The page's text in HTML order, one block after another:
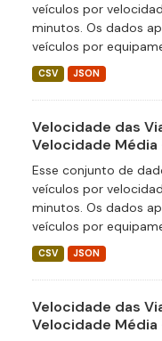
veículos por
minutos. Os dados
veículos por
CSV JSON
Velocidade das
Velocidade Média
Esse conjunto de
veículos por
minutos. Os dados
veículos por
CSV JSON
Velocidade das
Velocidade Média